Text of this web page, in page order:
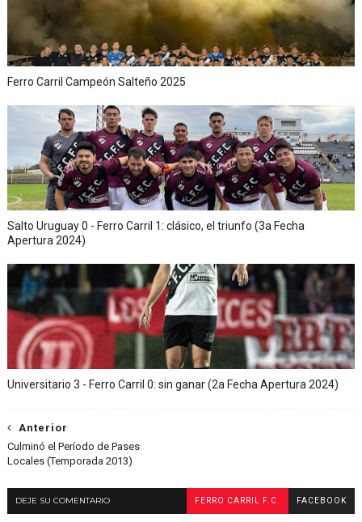
Ferro Carril Campeón Salteño 2025
Salto Uruguay 0 - Ferro Carril 1: clásico, el triunfo (3a Fecha
Apertura 2024)
Universitario 3 - Ferro Carril 0: sin ganar (2a Fecha Apertura 2024)
Anterior
Culminó el Período de Pases
Locales (Temporada 2013)
DEJE SU COMENTARIO FERRO CARRIL F.C. FACEBOOK